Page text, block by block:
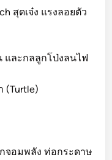
สุดเจ๋ง แรงลอยตัว
และกลลูกโป่งลนไฟ
(Turtle)
จอมพลัง ท่อกระดาษ